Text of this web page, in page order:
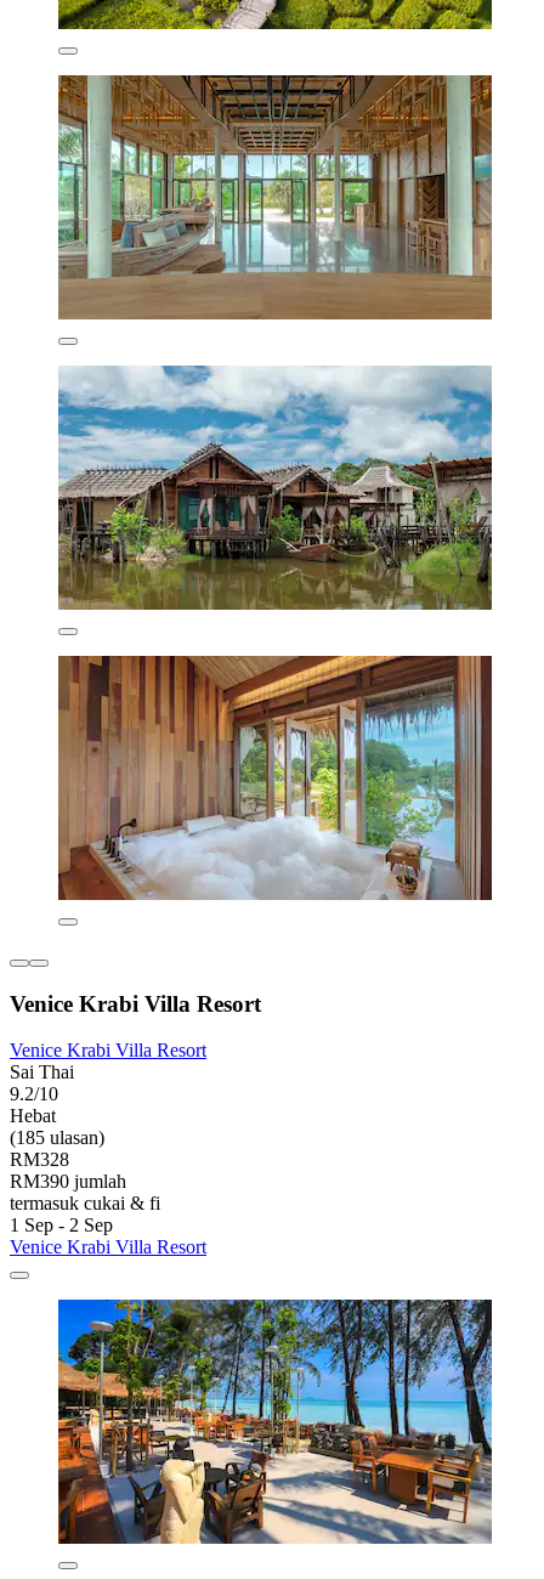
Venice Krabi Villa Resort
Venice Krabi Villa Resort
Sai Thai
9.2/10
Hebat
(185 ulasan)
RM328
RM390 jumlah
termasuk cukai & fi
1 Sep - 2 Sep
Venice Krabi Villa Resort